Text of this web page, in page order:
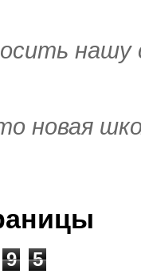
новая
9 5